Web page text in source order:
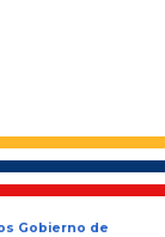
Gobierno de